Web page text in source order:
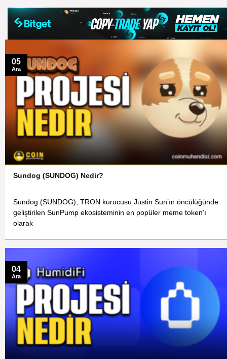
Sundog (SUNDOG) Nedir?
Sundog (SUNDOG), TRON kurucusu Justin Sun’ın öncülüğünde
geliştirilen SunPump ekosisteminin en popüler meme token’ı
olarak
05
Ara
04
Ara